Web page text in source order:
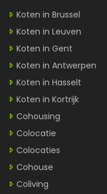
Koten in Brussel
Koten in Leuven
Koten in Gent
Koten in Antwerpen
Koten in Hasselt
Koten in Kortrijk
Cohousing
Colocatie
Colocaties
Cohouse
Coliving